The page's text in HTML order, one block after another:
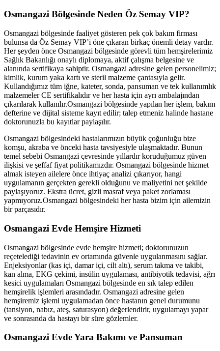
Osmangazi Bölgesinde Neden Öz Semay VIP?
Osmangazi bölgesinde faaliyet gösteren pek çok bakım firması
bulunsa da Öz Semay VIP’i öne çıkaran birkaç önemli detay vardır.
Her şeyden önce Osmangazi bölgesinde görevli tüm hemşirelerimiz
Sağlık Bakanlığı onaylı diplomaya, aktif çalışma belgesine ve
alanında sertifikaya sahiptir. Osmangazi adresine gelen personelimiz;
kimlik, kurum yaka kartı ve steril malzeme çantasıyla gelir.
Kullandığımız tüm iğne, kateter, sonda, pansuman ve tek kullanımlık
malzemeler CE sertifikalıdır ve her hasta için ayrı ambalajından
çıkarılarak kullanılır.Osmangazi bölgesinde yapılan her işlem, bakım
defterine ve dijital sisteme kayıt edilir; talep etmeniz halinde hastane
doktorunuzla bu kayıtlar paylaşılır.
Osmangazi bölgesindeki hastalarımızın büyük çoğunluğu bize
komşu, akraba ve önceki hasta tavsiyesiyle ulaşmaktadır. Bunun
temel sebebi Osmangazi çevresinde yıllardır koruduğumuz güven
ilişkisi ve şeffaf fiyat politikamızdır. Osmangazi bölgesinde hizmet
almak isteyen ailelere önce ihtiyaç analizi çıkarıyor, hangi
uygulamanın gerçekten gerekli olduğunu ve maliyetini net şekilde
paylaşıyoruz. Ekstra ücret, gizli masraf veya paket zorlaması
yapmıyoruz.Osmangazi bölgesindeki her hasta bizim için ailemizin
bir parçasıdır.
Osmangazi Evde Hemşire Hizmeti
Osmangazi bölgesinde evde hemşire hizmeti; doktorunuzun
reçetelediği tedavinin ev ortamında güvenle uygulanmasını sağlar.
Enjeksiyonlar (kas içi, damar içi, cilt altı), serum takma ve takibi,
kan alma, EKG çekimi, insülin uygulaması, antibiyotik tedavisi, ağrı
kesici uygulamaları Osmangazi bölgesinde en sık talep edilen
hemşirelik işlemleri arasındadır. Osmangazi adresine gelen
hemşiremiz işlemi uygulamadan önce hastanın genel durumunu
(tansiyon, nabız, ateş, saturasyon) değerlendirir, uygulamayı yapar
ve sonrasında da hastayı bir süre gözlemler.
Osmangazi Evde Yara Bakımı ve Pansuman